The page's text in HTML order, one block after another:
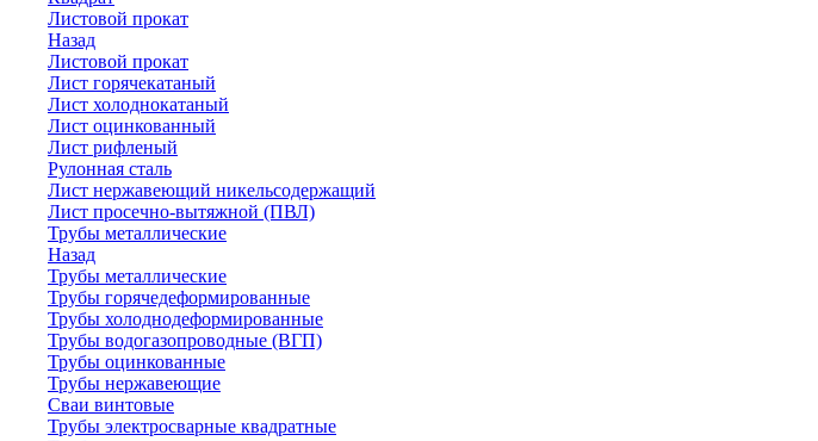
Листовой прокат
Назад
Листовой прокат
Лист горячекатаный
Лист холоднокатаный
Лист оцинкованный
Лист рифленый
Рулонная сталь
Лист нержавеющий никельсодержащий
Лист просечно-вытяжной (ПВЛ)
Трубы металлические
Назад
Трубы металлические
Трубы горячедеформированные
Трубы холоднодеформированные
Трубы водогазопроводные (ВГП)
Трубы оцинкованные
Трубы нержавеющие
Сваи винтовые
Трубы электросварные квадратные